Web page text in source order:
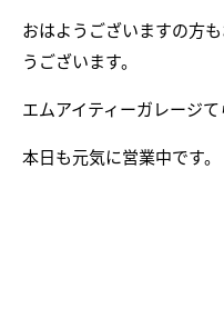
おはようございますの方
うございます。
エムアイティーガレージて
本日も元気に営業中です。